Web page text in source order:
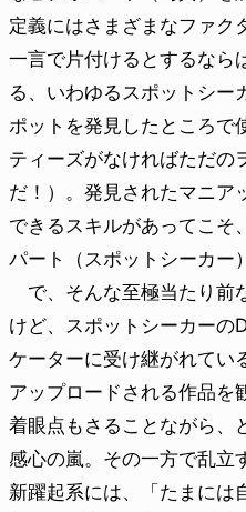
定義にはさまざまなファク
一言で片付けるとするなら
る、いわゆるスポットシー
ポットを発見したところで
ティーズがなければただの
だ！）。発見されたマニア
できるスキルがあってこそ
パート（スポットシーカー
で、そんな至極当たり前
けど、スポットシーカーの
ケーターに受け継がれてい
アップロードされる作品を
着眼点もさることながら
感心の嵐。その一方で乱立
新躍起系には、「たまには